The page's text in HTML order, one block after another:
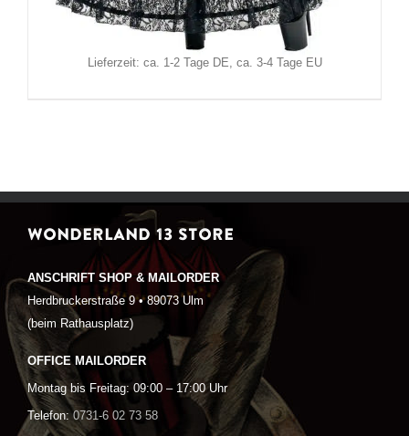
Inkl. MwSt.
zzgl.
Versand
Lieferzeit: ca. 1-2 Tage DE, ca. 3-4 Tage EU
WONDERLAND 13 STORE
ANSCHRIFT SHOP & MAILORDER
Herdbruckerstraße 9 • 89073 Ulm
(beim Rathausplatz)
OFFICE MAILORDER
Montag bis Freitag: 09:00 – 17:00 Uhr
Telefon: 0731-6 02 73 58